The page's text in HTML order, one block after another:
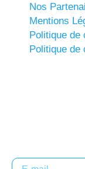
Nos
Mentions
Politique de
Politique de